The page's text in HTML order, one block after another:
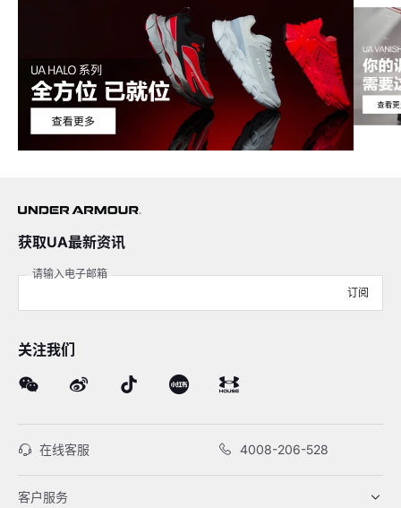
获取UA最新资讯
请输入电子邮箱
订阅
关注我们
在线客服 4008-206-528
客户服务